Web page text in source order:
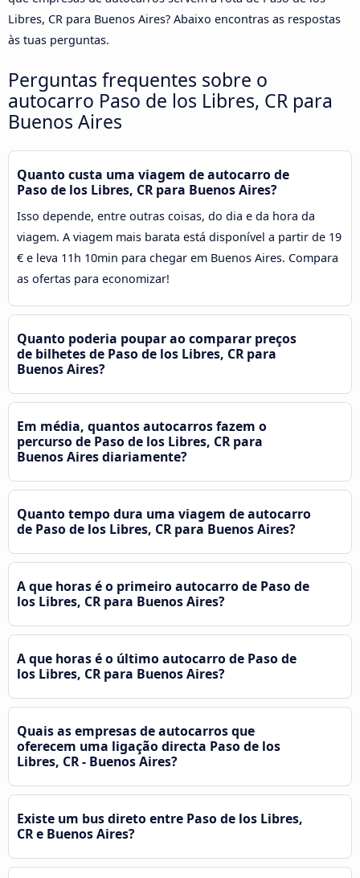
Libres, CR para Buenos Aires? Abaixo encontras as respostas
às tuas perguntas.
Perguntas frequentes sobre o
autocarro Paso de los Libres, CR para
Buenos Aires
Quanto custa uma viagem de autocarro de
Paso de los Libres, CR para Buenos Aires?
Isso depende, entre outras coisas, do dia e da hora da
viagem. A viagem mais barata está disponível a partir de 19
€ e leva 11h 10min para chegar em Buenos Aires. Compara
as ofertas para economizar!
Quanto poderia poupar ao comparar preços
de bilhetes de Paso de los Libres, CR para
Buenos Aires?
Em média, quantos autocarros fazem o
percurso de Paso de los Libres, CR para
Buenos Aires diariamente?
Quanto tempo dura uma viagem de autocarro
de Paso de los Libres, CR para Buenos Aires?
A que horas é o primeiro autocarro de Paso de
los Libres, CR para Buenos Aires?
A que horas é o último autocarro de Paso de
los Libres, CR para Buenos Aires?
Quais as empresas de autocarros que
oferecem uma ligação directa Paso de los
Libres, CR - Buenos Aires?
Existe um bus direto entre Paso de los Libres,
CR e Buenos Aires?